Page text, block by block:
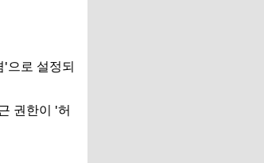
으로 설정되
권한이 '허